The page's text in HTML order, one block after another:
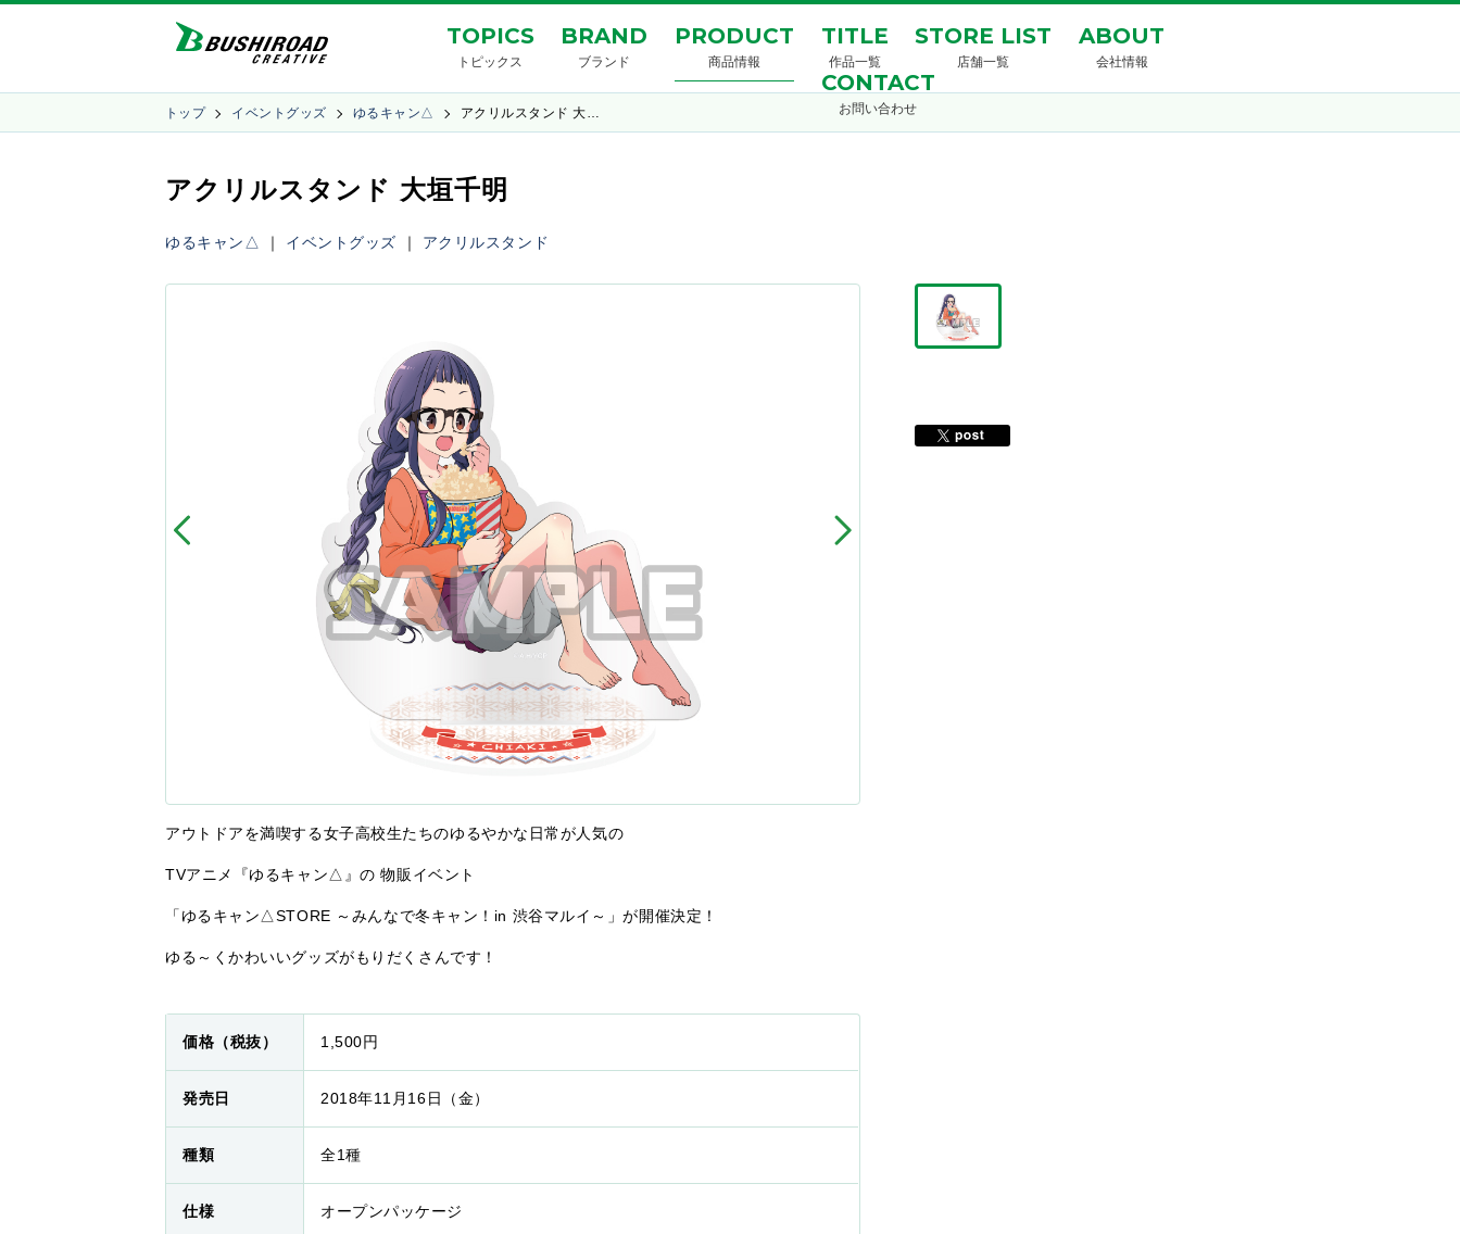
TOPICS
トピックス
BRAND
ブランド
PRODUCT
商品情報
TITLE
作品一覧
STORE LIST
店舗一覧
ABOUT
会社情報
CONTACT
お問い合わせ
トップ イベントグッズ ゆるキャン△ アクリルスタンド 大…
アクリルスタンド 大垣千明
ゆるキャン△ ｜ イベントグッズ ｜ アクリルスタンド
アウトドアを満喫する女子高校生たちのゆるやかな日常が人気の
TVアニメ『ゆるキャン△』の 物販イベント
「ゆるキャン△STORE ～みんなで冬キャン！in 渋谷マルイ～」が開催決定！
ゆる～くかわいいグッズがもりだくさんです！
価格（税抜） 1,500円
発売日 2018年11月16日（金）
種類 全1種
仕様 オープンパッケージ